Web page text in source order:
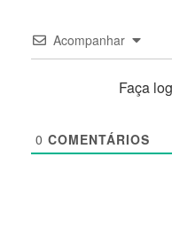
Acompanhar
Faça
0 COMENTÁRIOS